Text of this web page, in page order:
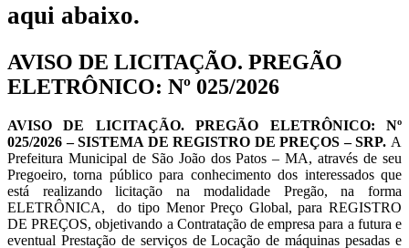
aqui abaixo.
AVISO DE LICITAÇÃO. PREGÃO
ELETRÔNICO: Nº 025/2026
AVISO DE LICITAÇÃO. PREGÃO ELETRÔNICO: Nº
025/2026 – SISTEMA DE REGISTRO DE PREÇOS – SRP. A
Prefeitura Municipal de São João dos Patos – MA, através de seu
Pregoeiro, torna público para conhecimento dos interessados que
está realizando licitação na modalidade Pregão, na forma
ELETRÔNICA, do tipo Menor Preço Global, para REGISTRO
DE PREÇOS, objetivando a Contratação de empresa para a futura e
eventual Prestação de serviços de Locação de máquinas pesadas e